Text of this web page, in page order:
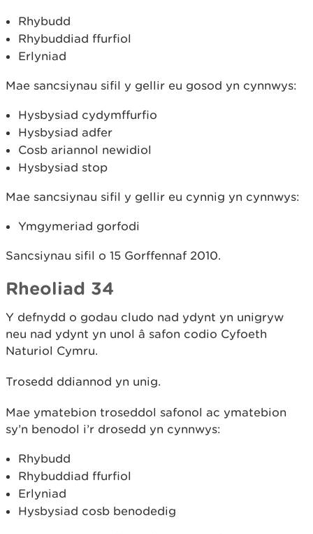
Rhybudd
Rhybuddiad ffurfiol
Erlyniad
Mae sancsiynau sifil y gellir eu gosod yn cynnwys:
Hysbysiad cydymffurfio
Hysbysiad adfer
Cosb ariannol newidiol
Hysbysiad stop
Mae sancsiynau sifil y gellir eu cynnig yn cynnwys:
Ymgymeriad gorfodi
Sancsiynau sifil o 15 Gorffennaf 2010.
Rheoliad 34
Y defnydd o godau cludo nad ydynt yn unigryw
neu nad ydynt yn unol â safon codio Cyfoeth
Naturiol Cymru.
Trosedd ddiannod yn unig.
Mae ymatebion troseddol safonol ac ymatebion
sy’n benodol i’r drosedd yn cynnwys:
Rhybudd
Rhybuddiad ffurfiol
Erlyniad
Hysbysiad cosb benodedig